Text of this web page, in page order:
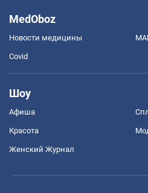
MedOboz
Новости медицины
Covid
Шоу
Афиша
Красота
Женский Журнал